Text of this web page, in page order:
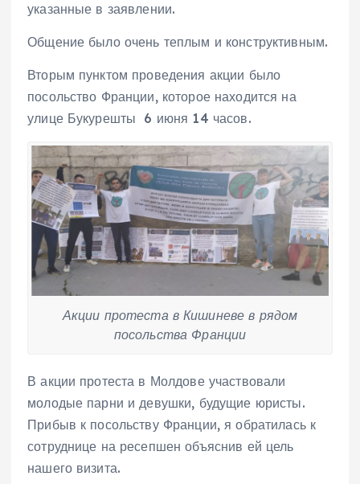
указанные в заявлении.
Общение было очень теплым и конструктивным.
Вторым пунктом проведения акции было
посольство Франции, которое находится на
улице Букурешты 6 июня 14 часов.
Акции протеста в Кишиневе в рядом
посольства Франции
В акции протеста в Молдове участвовали
молодые парни и девушки, будущие юристы.
Прибыв к посольству Франции, я обратилась к
сотруднице на ресепшен объяснив ей цель
нашего визита.